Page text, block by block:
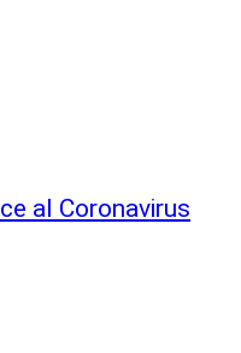
al Coronavirus